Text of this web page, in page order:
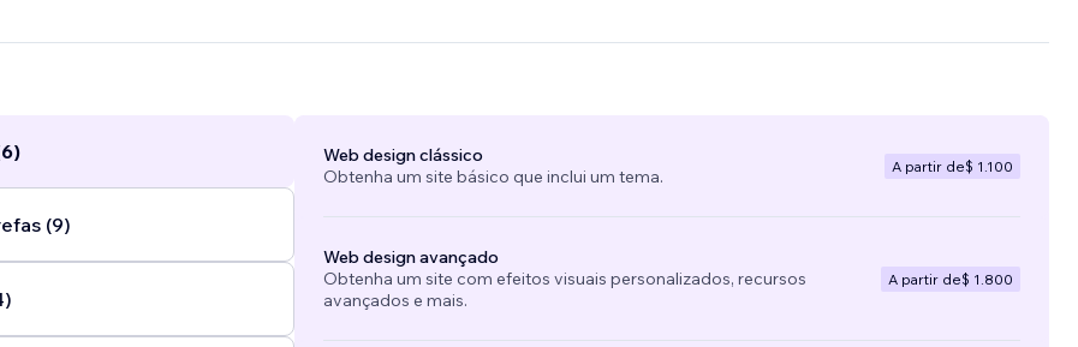
(9)
Web design clássico
Obtenha um site básico que inclui um tema.
A partir de$ 1.100
Web design avançado
Obtenha um site com efeitos visuais personalizados, recursos
avançados e mais.
A partir de$ 1.800